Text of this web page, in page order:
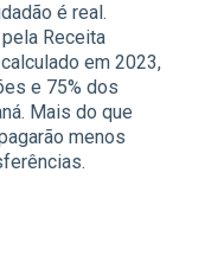
é real.
Receita
em 2023,
e 75% dos
Mais do que
menos